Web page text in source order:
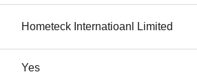
Hometeck Internatioanl Limited
Yes